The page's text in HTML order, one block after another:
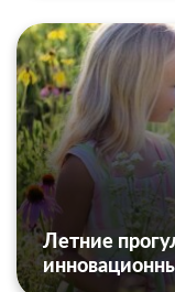
Летние